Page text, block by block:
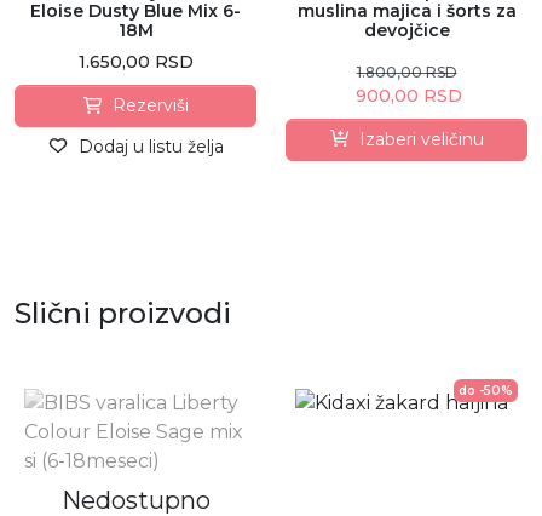
Eloise Dusty Blue Mix 6-
18M
1.650,00 RSD
Rezerviši
Dodaj u listu želja
muslina majica i šorts za
devojčice
1.800,00 RSD
900,00 RSD
Izaberi veličinu
Slični proizvodi
Nedostupno
do -50%